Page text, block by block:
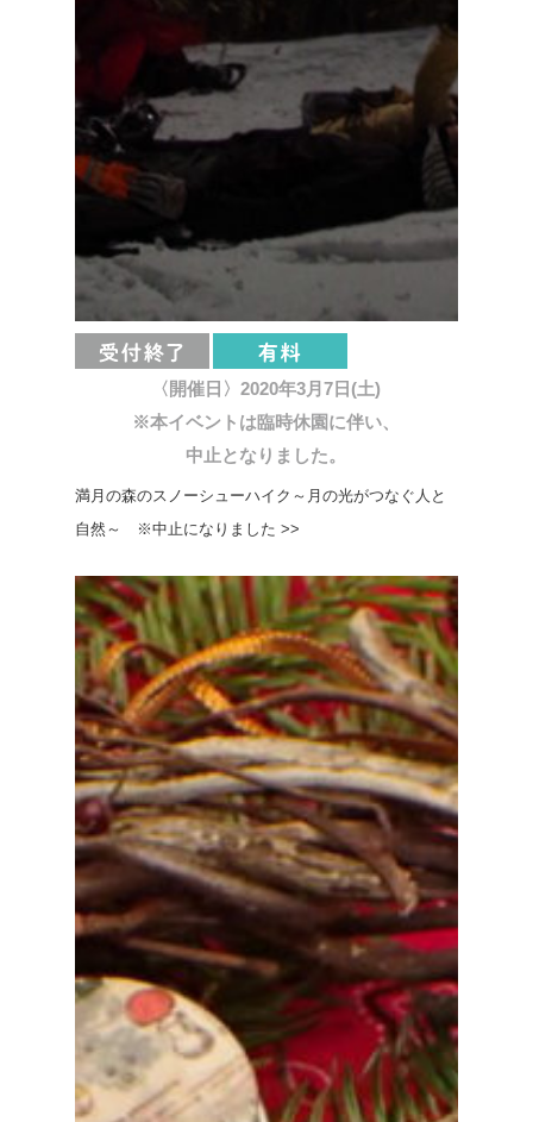
〈開催日〉2020年3月7日(土)
※本イベントは臨時休園に伴い、
中止となりました。
満月の森のスノーシューハイク～月の光がつなぐ人と
自然～ ※中止になりました >>